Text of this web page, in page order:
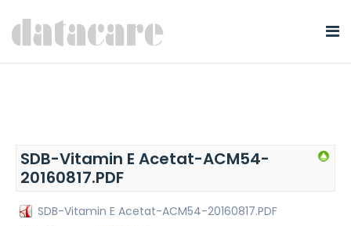
SDB-Vitamin E Acetat-ACM54-
20160817.PDF
SDB-Vitamin E Acetat-ACM54-20160817.PDF